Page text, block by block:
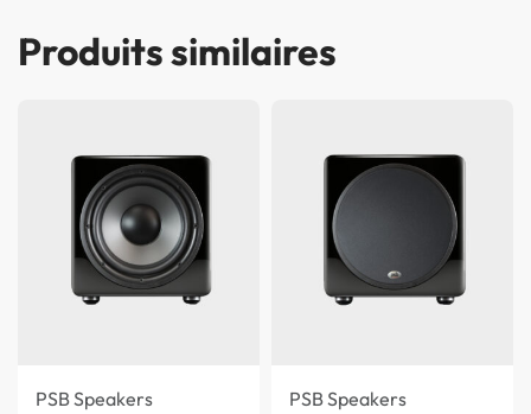
Produits similaires
PSB Speakers
PSB Speakers